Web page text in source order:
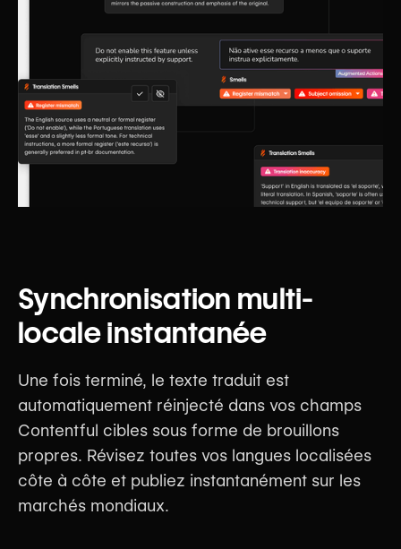
Synchronisation multi-
locale instantanée
Une fois terminé, le texte traduit est
automatiquement réinjecté dans vos champs
Contentful cibles sous forme de brouillons
propres. Révisez toutes vos langues localisées
côte à côte et publiez instantanément sur les
marchés mondiaux.